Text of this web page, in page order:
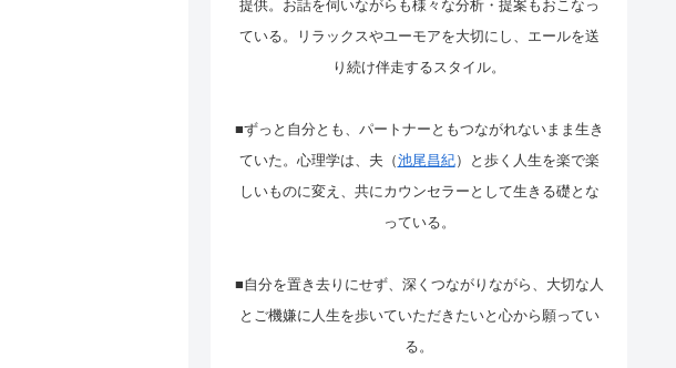
提供。お話を伺いながらも様々な分析・提案もおこなっ
ている。リラックスやユーモアを大切にし、エールを送
り続け伴走するスタイル。
■ずっと自分とも、パートナーともつながれないまま生き
ていた。心理学は、夫（池尾昌紀）と歩く人生を楽で楽
しいものに変え、共にカウンセラーとして生きる礎とな
っている。
■自分を置き去りにせず、深くつながりながら、大切な人
とご機嫌に人生を歩いていただきたいと心から願ってい
る。